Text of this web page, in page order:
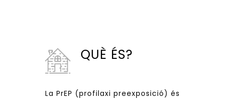
QUÈ ÉS?
La PrEP (profilaxi preexposició) és